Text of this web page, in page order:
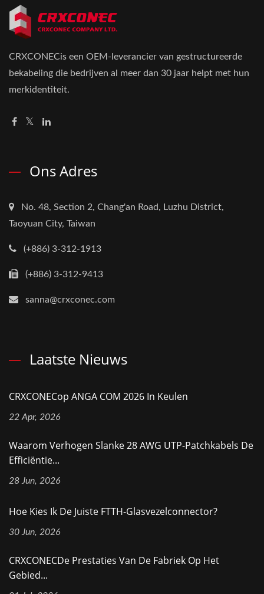
CRXCONECis een OEM-leverancier van gestructureerde
bekabeling die bedrijven al meer dan 30 jaar helpt met hun
merkidentiteit.
Ons Adres
No. 48, Section 2, Chang'an Road, Luzhu District,
Taoyuan City, Taiwan
(+886) 3-312-1913
(+886) 3-312-9413
sanna@crxconec.com
Laatste Nieuws
CRXCONECop ANGA COM 2026 In Keulen
22 Apr, 2026
Waarom Verhogen Slanke 28 AWG UTP-Patchkabels De
Efficiëntie...
28 Jun, 2026
Hoe Kies Ik De Juiste FTTH-Glasvezelconnector?
30 Jun, 2026
CRXCONECDe Prestaties Van De Fabriek Op Het
Gebied...